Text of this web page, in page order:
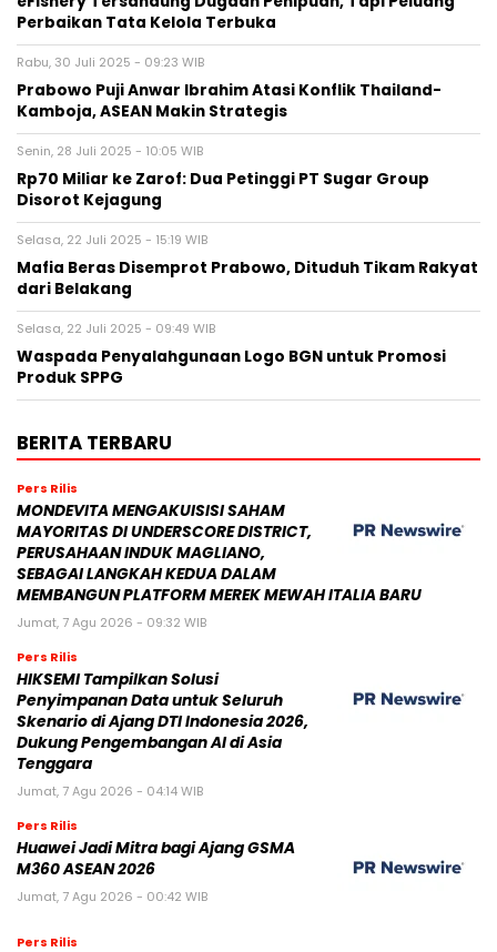
Perbaikan Tata Kelola Terbuka
Rabu, 30 Juli 2025 - 09:23 WIB
Prabowo Puji Anwar Ibrahim Atasi Konflik Thailand-
Kamboja, ASEAN Makin Strategis
Senin, 28 Juli 2025 - 10:05 WIB
Rp70 Miliar ke Zarof: Dua Petinggi PT Sugar Group
Disorot Kejagung
Selasa, 22 Juli 2025 - 15:19 WIB
Mafia Beras Disemprot Prabowo, Dituduh Tikam Rakyat
dari Belakang
Selasa, 22 Juli 2025 - 09:49 WIB
Waspada Penyalahgunaan Logo BGN untuk Promosi
Produk SPPG
BERITA TERBARU
Pers Rilis
MONDEVITA MENGAKUISISI SAHAM
MAYORITAS DI UNDERSCORE DISTRICT,
PERUSAHAAN INDUK MAGLIANO,
SEBAGAI LANGKAH KEDUA DALAM
MEMBANGUN PLATFORM MEREK MEWAH ITALIA BARU
Jumat, 7 Agu 2026 - 09:32 WIB
Pers Rilis
HIKSEMI Tampilkan Solusi
Penyimpanan Data untuk Seluruh
Skenario di Ajang DTI Indonesia 2026,
Dukung Pengembangan AI di Asia
Tenggara
Jumat, 7 Agu 2026 - 04:14 WIB
Pers Rilis
Huawei Jadi Mitra bagi Ajang GSMA
M360 ASEAN 2026
Jumat, 7 Agu 2026 - 00:42 WIB
Pers Rilis